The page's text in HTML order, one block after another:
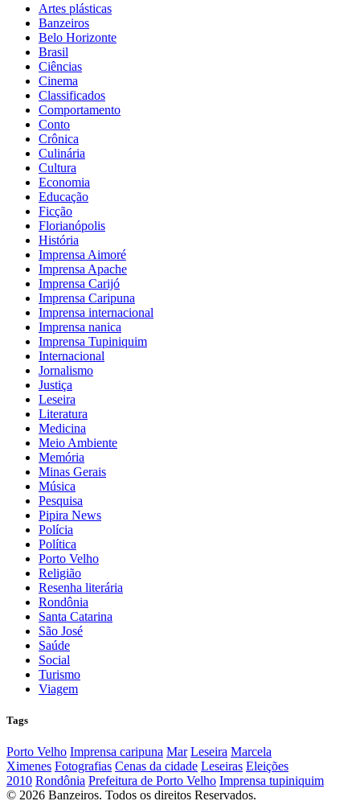
Artes plásticas
Banzeiros
Belo Horizonte
Brasil
Ciências
Cinema
Classificados
Comportamento
Conto
Crônica
Culinária
Cultura
Economia
Educação
Ficção
Florianópolis
História
Imprensa Aimoré
Imprensa Apache
Imprensa Carijó
Imprensa Caripuna
Imprensa internacional
Imprensa nanica
Imprensa Tupiniquim
Internacional
Jornalismo
Justiça
Leseira
Literatura
Medicina
Meio Ambiente
Memória
Minas Gerais
Música
Pesquisa
Pipira News
Polícia
Política
Porto Velho
Religião
Resenha literária
Rondônia
Santa Catarina
São José
Saúde
Social
Turismo
Viagem
Tags
Porto Velho Imprensa caripuna Mar Leseira Marcela
Ximenes Fotografias Cenas da cidade Leseiras Eleições
2010 Rondônia Prefeitura de Porto Velho Imprensa tupiniquim
© 2026 Banzeiros. Todos os direitos Reservados.